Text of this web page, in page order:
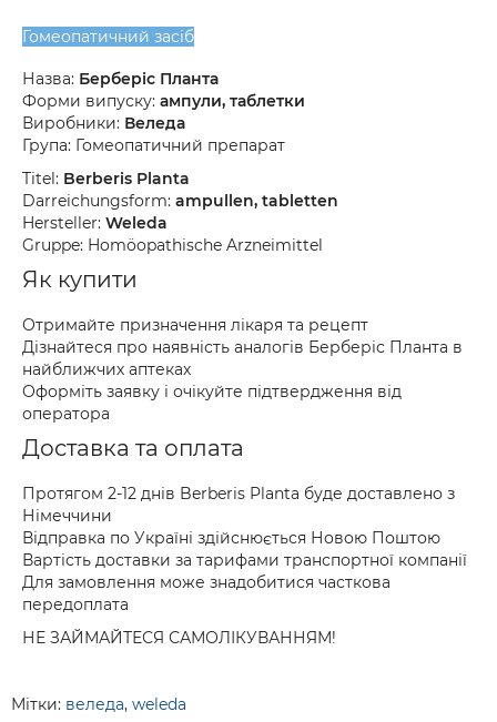
Гомеопатичний засіб
Назва: Берберіс Планта
Форми випуску: ампули, таблетки
Виробники: Веледа
Група: Гомеопатичний препарат
Titel: Berberis Planta
Darreichungsform: ampullen, tabletten
Hersteller: Weleda
Gruppe: Homöopathische Arzneimittel
Як купити
Отримайте призначення лікаря та рецепт
Дізнайтеся про наявність аналогів Берберіс Планта в
найближчих аптеках
Оформіть заявку і очікуйте підтвердження від
оператора
Доставка та оплата
Протягом 2-12 днів Berberis Planta буде доставлено з
Німеччини
Відправка по Україні здійснюється Новою Поштою
Вартість доставки за тарифами транспортної компанії
Для замовлення може знадобитися часткова
передоплата
НЕ ЗАЙМАЙТЕСЯ САМОЛІКУВАННЯМ!
Мітки: веледа, weleda